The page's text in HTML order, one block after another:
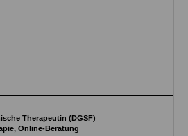
Therapeutin (DGSF)
Online-Beratung